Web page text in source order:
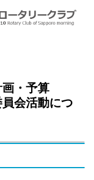
・予算
会活動につ